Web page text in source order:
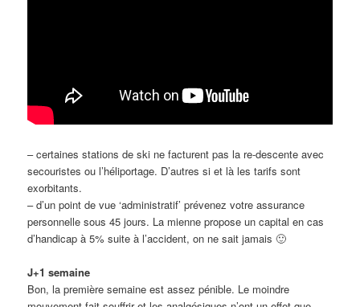
– certaines stations de ski ne facturent pas la re-descente avec
secouristes ou l’héliportage. D’autres si et là les tarifs sont
exorbitants.
– d’un point de vue ‘administratif’ prévenez votre assurance
personnelle sous 45 jours. La mienne propose un capital en cas
d’handicap à 5% suite à l’accident, on ne sait jamais 🙂
J+1 semaine
Bon, la première semaine est assez pénible. Le moindre